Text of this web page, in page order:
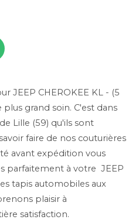
moquette d'origine.
cas d'intempéries et
usine de Linselles
TPR
si prévus à l'origine
la ganse de pourtour.
JEEP CHEROKEE KL - (5
grand soin. C'est dans
Lille (59) qu'ils sont
faire de nos couturières
avant expédition vous
parfaitement à votre JEEP
tapis automobiles aux
plaisir à
satisfaction.